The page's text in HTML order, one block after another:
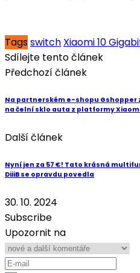
Tagsswitch Xiaomi 10
Sdílejte tento článek
Předchozí článek
Na partnerském e-shopu Gshopper
na čelní sklo auta z platformy
Další článek
Nyní jen za 57 €! Tato krásná
DiiiB se opravdu povedla
30. 10. 2024
Subscribe
Upozornit na